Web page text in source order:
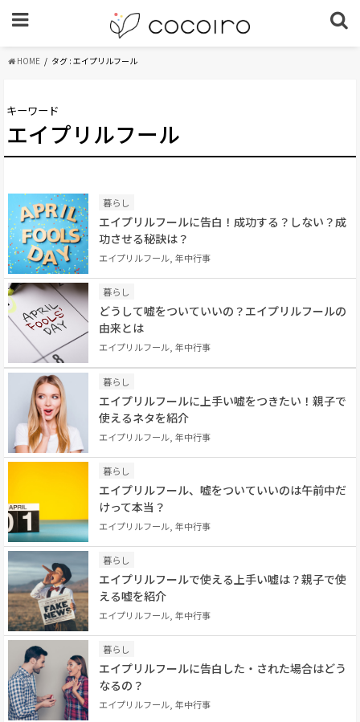
HOME タグ : エイプリルフール
キーワード
エイプリルフール
暮らし
エイプリルフールに告白！成功する？しない？成
功させる秘訣は？
エイプリルフール, 年中行事
暮らし
どうして嘘をついていいの？エイプリルフールの
由来とは
エイプリルフール, 年中行事
暮らし
エイプリルフールに上手い嘘をつきたい！親子で
使えるネタを紹介
エイプリルフール, 年中行事
暮らし
エイプリルフール、嘘をついていいのは午前中だ
けって本当？
エイプリルフール, 年中行事
暮らし
エイプリルフールで使える上手い嘘は？親子で使
える嘘を紹介
エイプリルフール, 年中行事
暮らし
エイプリルフールに告白した・された場合はどう
なるの？
エイプリルフール, 年中行事